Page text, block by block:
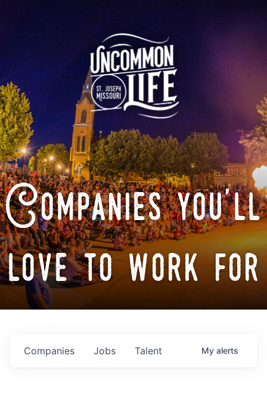
Companies you'll
love to work for
Jobs
Companies Talent My alerts